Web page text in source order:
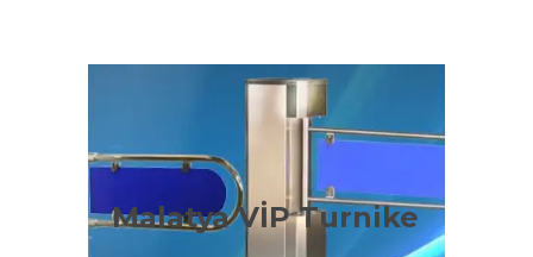
Malatya VİP Turnike
Malatya VİP Turnike
Çeşitleri
Malatya VİP Sistemleri konusunda Adilo